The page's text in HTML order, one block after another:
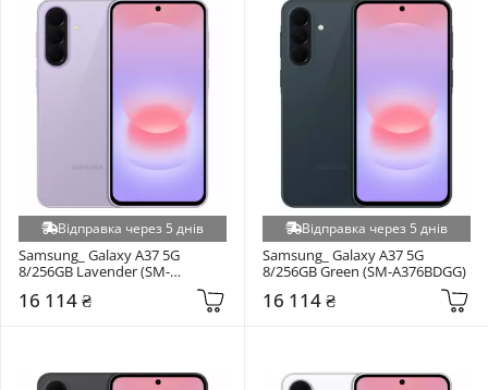
Відправка через 5 днів
Samsung_ Galaxy A37 5G
8/256GB Lavender (SM-
16 114 ₴
Відправка через 5 днів
Samsung_ Galaxy A37 5G
8/256GB Green (SM-A376BDGG)
16 114 ₴